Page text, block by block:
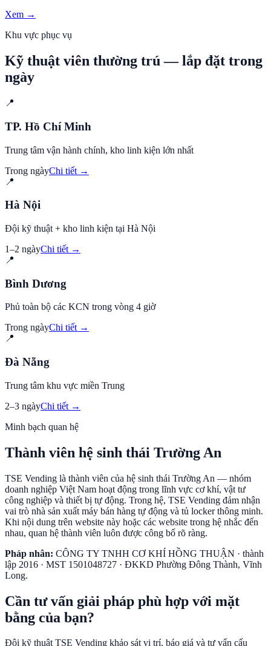
Xem →
Khu vực phục vụ
Kỹ thuật viên thường trú — lắp đặt trong
ngày
📍
TP. Hồ Chí Minh
Trung tâm vận hành chính, kho linh kiện lớn nhất
Trong ngàyChi tiết →
📍
Hà Nội
Đội kỹ thuật + kho linh kiện tại Hà Nội
1–2 ngàyChi tiết →
📍
Bình Dương
Phủ toàn bộ các KCN trong vòng 4 giờ
Trong ngàyChi tiết →
📍
Đà Nẵng
Trung tâm khu vực miền Trung
2–3 ngàyChi tiết →
Minh bạch quan hệ
Thành viên hệ sinh thái Trường An
TSE Vending là thành viên của hệ sinh thái Trường An — nhóm
doanh nghiệp Việt Nam hoạt động trong lĩnh vực cơ khí, vật tư
công nghiệp và thiết bị tự động. Trong hệ, TSE Vending đảm nhận
vai trò nhà sản xuất máy bán hàng tự động và tủ locker thông minh.
Khi nội dung trên website này hoặc các website trong hệ nhắc đến
nhau, quan hệ thành viên luôn được công bố rõ ràng.
Pháp nhân: CÔNG TY TNHH CƠ KHÍ HỒNG THUẬN · thành
lập 2016 · MST 1501048727 · ĐKKD Phường Đông Thành, Vĩnh
Long.
Cần tư vấn giải pháp phù hợp với mặt
bằng của bạn?
Đội kỹ thuật TSE Vending khảo sát vị trí, báo giá và tư vấn cấu